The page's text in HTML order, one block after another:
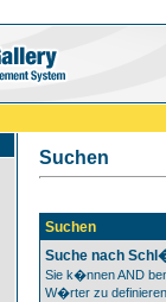
Suchen
Suchen
Suche nach
Sie k�nnen AND
W�rter zu